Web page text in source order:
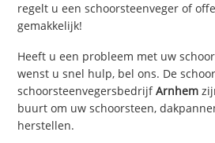
regelt u een schoorsteenveger of
gemakkelijk!
Heeft u een probleem met uw
wenst u snel hulp, bel ons. De
schoorsteenvegersbedrijfArnhem
buurt om uw schoorsteen,
herstellen.